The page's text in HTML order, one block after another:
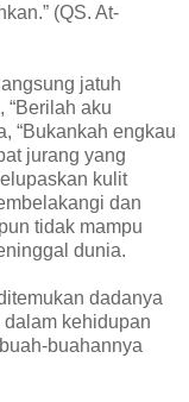
(QS. At-
jatuh
“Berilah aku
“Bukankah engkau
jurang yang
kulit
dan
tidak mampu
dunia.
dadanya
dalam kehidupan
buahannya